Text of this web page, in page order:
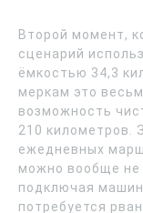
Второй момент,
сценарий
ёмкостью 34,3
меркам это
возможность
210 километров.
ежедневных
можно вообще не
подключая
потребуется